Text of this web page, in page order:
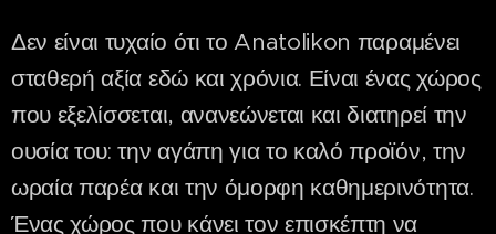
Δεν είναι τυχαίο ότι το Anatolikon παραμένει
σταθερή αξία εδώ και χρόνια. Είναι ένας χώρος
που εξελίσσεται, ανανεώνεται και διατηρεί την
ουσία του: την αγάπη για το καλό προϊόν, την
ωραία παρέα και την όμορφη καθημερινότητα.
Ένας χώρος που κάνει τον επισκέπτη να